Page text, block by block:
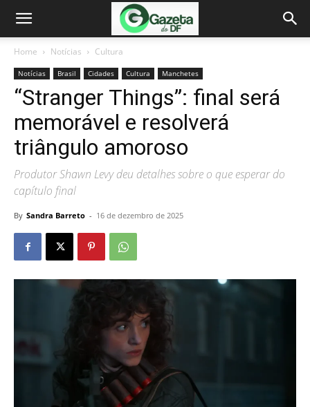
Home Notícias Cultura
Notícias Brasil Cidades Cultura Manchetes
“Stranger Things”: final será
memorável e resolverá
triângulo amoroso
Produtor Shawn Levy deu detalhes sobre o que esperar do
capítulo final
By Sandra Barreto - 16 de dezembro de 2025